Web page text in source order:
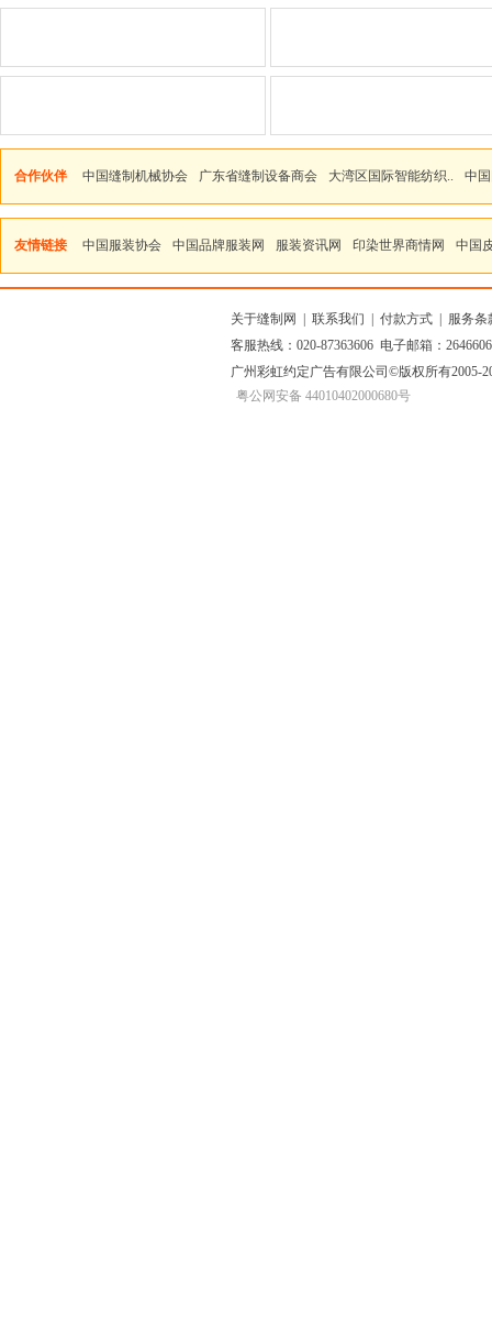
合作伙伴 中国缝制机械协会 广东省缝制设备商会 大湾区国际智能纺织.. 中
友情链接 中国服装协会 中国品牌服装网 服装资讯网 印染世界商情网 中国
关于缝制网 联系我们 付款方式
服务条
客服热线：020-87363606 电子邮箱：
广州彩虹约定广告有限公司 ©版权所有2005-
粤公网安备 44010402000680号